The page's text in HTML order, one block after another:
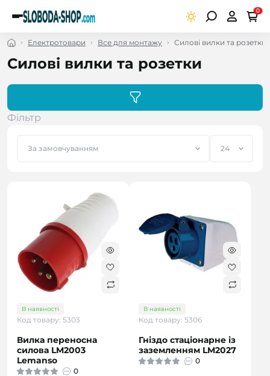
0
Електротовари Все для монтажу Силові вилки та розетки
Силові вилки та розетки
Фільтр
В наявності
Код товару: 5303
Вилка переносна
силова LM2003
Lemanso
0
В наявності
Код товару: 5306
Гніздо стаціонарне із
заземленням LM2027
0